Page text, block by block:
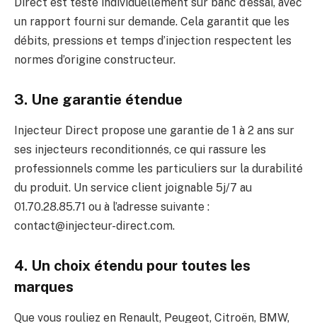
un rapport fourni sur demande. Cela garantit que les
débits, pressions et temps d’injection respectent les
normes d’origine constructeur.
3. Une garantie étendue
Injecteur Direct propose une garantie de 1 à 2 ans sur
ses injecteurs reconditionnés, ce qui rassure les
professionnels comme les particuliers sur la durabilité
du produit. Un service client joignable 5j/7 au
01.70.28.85.71 ou à l’adresse suivante :
contact@injecteur-direct.com.
4. Un choix étendu pour toutes les
marques
Que vous rouliez en Renault, Peugeot, Citroën, BMW,